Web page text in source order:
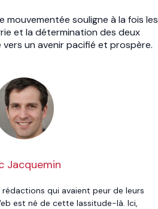
souligne à la fois les
et la détermination des deux
un avenir pacifié et prospère.
Jacquemin
qui avaient peur de leurs
est né de cette lassitude-là. Ici,